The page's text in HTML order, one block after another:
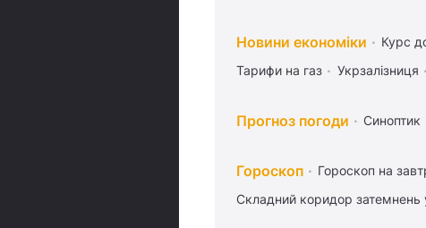
Новини економіки Курс
Тарифи на газ
Укрзалізниця
Прогноз погоди Синоптик
Гороскоп Гороскоп на
Складний коридор затемнень